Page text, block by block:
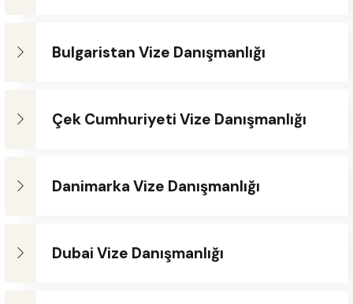
Bulgaristan Vize Danışmanlığı
Çek Cumhuriyeti Vize Danışmanlığı
Danimarka Vize Danışmanlığı
Dubai Vize Danışmanlığı